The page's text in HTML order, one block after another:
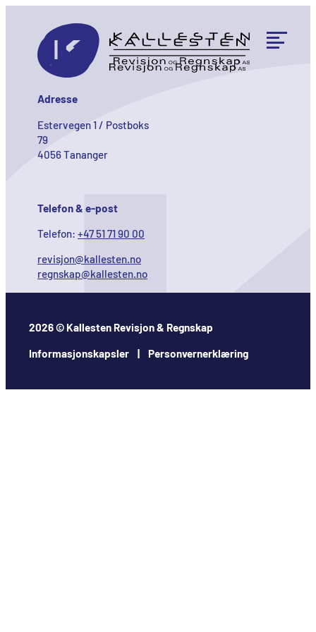
Kontakt
Adresse
Estervegen 1 / Postboks
79
4056 Tananger
Telefon & e-post
Telefon:+47 51 71 90 00
revisjon@kallesten.no
regnskap@kallesten.no
2026 © Kallesten Revisjon & Regnskap
Informasjonskapsler | Personvernerklæring